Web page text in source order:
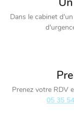
Dans le cabinet
Prenez votre RDV
05 35